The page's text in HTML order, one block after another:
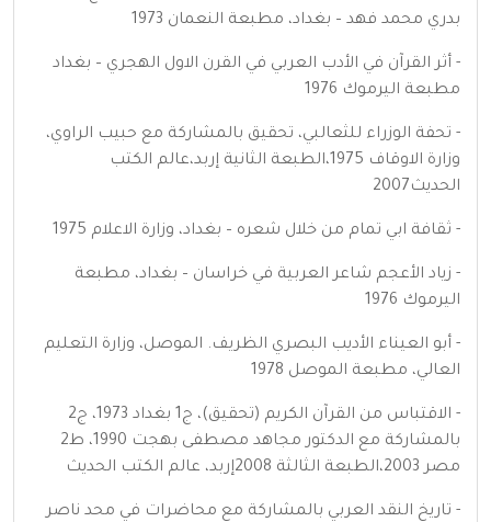
بدري محمد فهد – بغداد، مطبعة النعمان 1973
- أثر القرآن في الأدب العربي في القرن الاول الهجري – بغداد
مطبعة اليرموك 1976
- تحفة الوزراء للثعالبي، تحقيق بالمشاركة مع حبيب الراوي،
وزارة الاوقاف 1975،الطبعة الثانية إربد،عالم الكتب
الحديث2007
- ثقافة ابي تمام من خلال شعره – بغداد، وزارة الاعلام 1975
- زياد الأعجم شاعر العربية في خراسان – بغداد، مطبعة
اليرموك 1976
- أبو العيناء الأديب البصري الظريف. الموصل، وزارة التعليم
العالي، مطبعة الموصل 1978
- الاقتباس من القرآن الكريم (تحقيق)، ج1 بغداد 1973، ج2
بالمشاركة مع الدكتور مجاهد مصطفى بهجت 1990، ط2
مصر 2003،الطبعة الثالثة 2008إربد، عالم الكتب الحديث
- تاريخ النقد العربي بالمشاركة مع محاضرات في محد ناصر